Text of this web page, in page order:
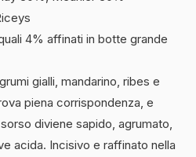
4% affinati in botte grande
gialli, mandarino, ribes e
piena corrispondenza, e
diviene sapido, agrumato,
acida. Incisivo e raffinato nella